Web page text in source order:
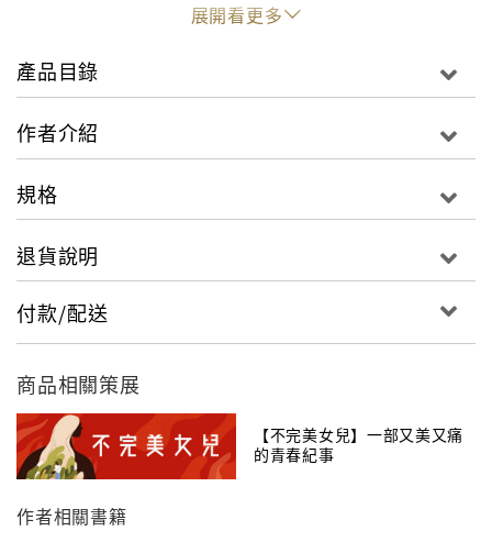
日本出版協會貢獻獎得主──結城浩！
什麼東西靜止不動，加速度卻非０？
解開向量的大小、方向、角度與加速度！
為什麼人站在地上
不會因為重力而陷入地面？
方向；
展開看更多
產品目錄
作者介紹
規格
退貨說明
付款/配送
商品相關策展
【不完美女兒】一部又美又痛
的青春紀事
作者相關書籍